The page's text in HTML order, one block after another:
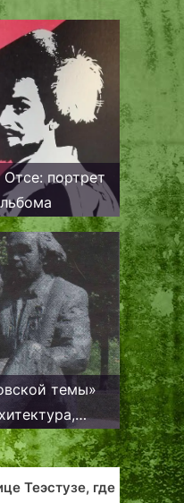
search
портрет
темы»
«В танце вы, маркиза,